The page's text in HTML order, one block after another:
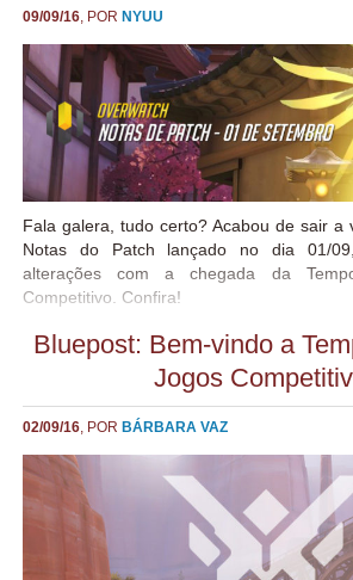
09/09/16, POR NYUU
Fala galera, tudo certo? Acabou de sair a
Notas do Patch lançado no dia 01/
alterações com a chegada da
Competitivo. Confira!
Bluepost: Bem-vindo a
Jogos
02/09/16 , POR BÁRBARA VAZ